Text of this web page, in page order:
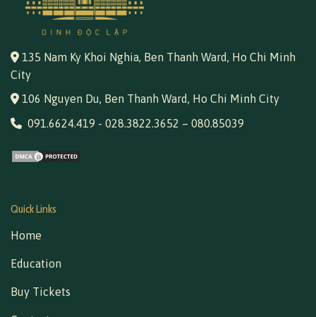
135 Nam Ky Khoi Nghia, Ben Thanh Ward, Ho Chi Minh
City
106 Nguyen Du, Ben Thanh Ward, Ho Chi Minh City
091.6624.419 - 028.3822.3652 – 080.85039
Quick Links
Home
Education
Buy Tickets